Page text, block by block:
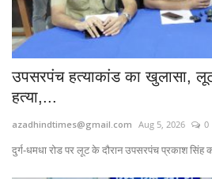
उपसरपंच हत्याकांड का खुलासा,
हत्या,...
azadhindtimes@gmail.com Aug 5, 2026 0
दुर्ग-धमधा रोड पर लूट के दौरान उपसरपंच प्रकाश सिंह